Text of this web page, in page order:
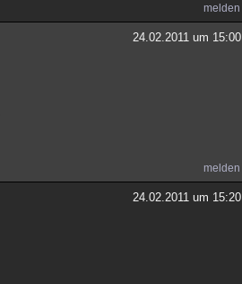
melden
24.02.2011 um 15:00
melden
24.02.2011 um 15:20